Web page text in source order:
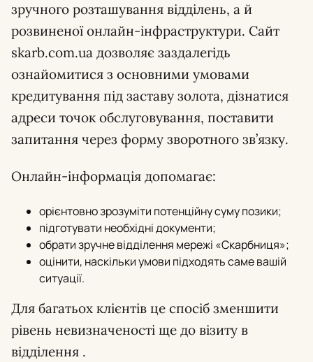
зручного розташування відділень, а й
розвиненої онлайн-інфраструктури. Сайт
skarb.com.ua дозволяє заздалегідь
ознайомитися з основними умовами
кредитування під заставу золота, дізнатися
адреси точок обслуговування, поставити
запитання через форму зворотного зв’язку.
Онлайн-інформація допомагає:
орієнтовно зрозуміти потенційну суму позики;
підготувати необхідні документи;
обрати зручне відділення мережі «Скарбниця»;
оцінити, наскільки умови підходять саме вашій
ситуації.
Для багатьох клієнтів це спосіб зменшити
рівень невизначеності ще до візиту в
відділення .